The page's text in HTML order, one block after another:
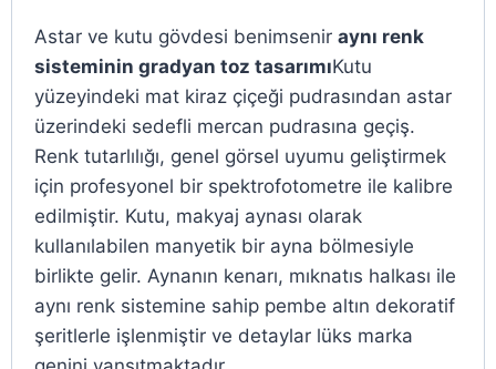
Astar ve kutu gövdesi benimsenir aynı renk
sisteminin gradyan toz tasarımıKutu
yüzeyindeki mat kiraz çiçeği pudrasından astar
üzerindeki sedefli mercan pudrasına geçiş.
Renk tutarlılığı, genel görsel uyumu geliştirmek
için profesyonel bir spektrofotometre ile kalibre
edilmiştir. Kutu, makyaj aynası olarak
kullanılabilen manyetik bir ayna bölmesiyle
birlikte gelir. Aynanın kenarı, mıknatıs halkası ile
aynı renk sistemine sahip pembe altın dekoratif
şeritlerle işlenmiştir ve detaylar lüks marka